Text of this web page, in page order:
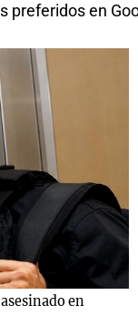
preferidos en
en